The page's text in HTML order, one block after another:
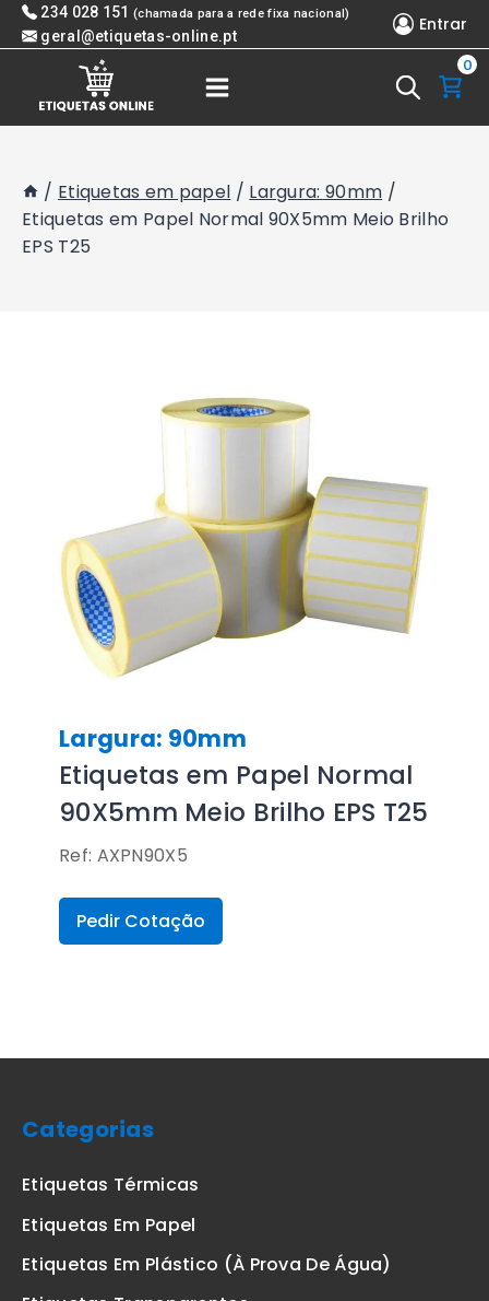
Skip 234 028 151 (chamada para a rede fixa nacional)
geral@etiquetas-online.pt
Entrar
0
/ Etiquetas em papel / Largura: 90mm /
Etiquetas em Papel Normal 90X5mm Meio Brilho
EPS T25
Largura: 90mm
Etiquetas em Papel Normal
90X5mm Meio Brilho EPS T25
Ref: AXPN90X5
Pedir Cotação
Categorias
Etiquetas Térmicas
Etiquetas Em Papel
Etiquetas Em Plástico (à Prova De Água)